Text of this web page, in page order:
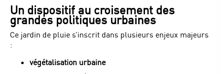
Un dispositif au croisement des
grandes politiques urbaines
Ce jardin de pluie s’inscrit dans plusieurs enjeux majeurs
:
végétalisation urbaine